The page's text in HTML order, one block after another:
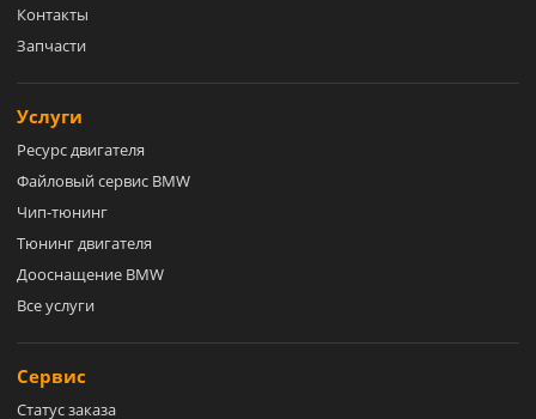
Контакты
Запчасти
Услуги
Ресурс двигателя
Файловый сервис BMW
Чип-тюнинг
Тюнинг двигателя
Дооснащение BMW
Все услуги
Сервис
Статус заказа